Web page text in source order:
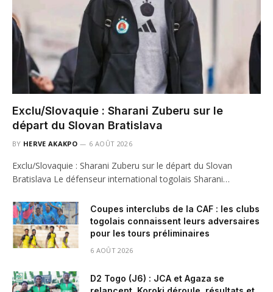
Exclu/Slovaquie : Sharani Zuberu sur le
départ du Slovan Bratislava
BY HERVE AKAKPO 6 AOÛT 2026
Exclu/Slovaquie : Sharani Zuberu sur le départ du Slovan
Bratislava Le défenseur international togolais Sharani…
Coupes interclubs de la CAF : les clubs
togolais connaissent leurs adversaires
pour les tours préliminaires
6 AOÛT 2026
D2 Togo (J6) : JCA et Agaza se